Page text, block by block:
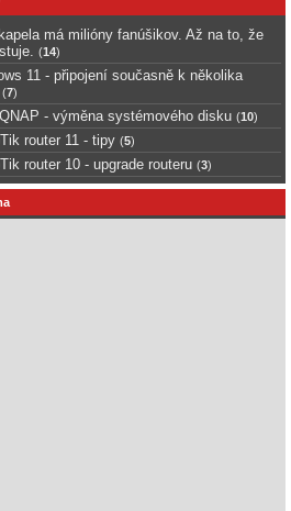
má milióny fanúšikov. Až na to, že
(14)
11 - připojení současně k několika
(7)
- výměna systémového disku (10)
router 11 - tipy (5)
router 10 - upgrade routeru (3)